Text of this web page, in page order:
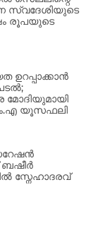
സ്വദേശിയുടെ
രൂപയുടെ
ഉറപ്പാക്കാൻ
മോദിയുമായി
യൂസഫലി
ബഷീർ
സ്നേഹാദരവ്